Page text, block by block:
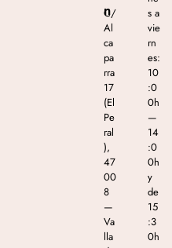
n
C/
Al
ca
pa
rra
17
(El
Pe
ral
),
47
00
8
—
Va
lla
s a
vie
rn
es:
10
:0
0h
—
14
:0
0h
y
de
15
:3
0h